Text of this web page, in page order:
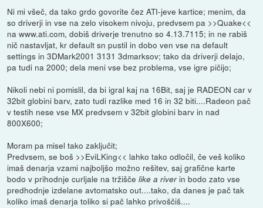
Ni mi všeč, da tako grdo govorite čez ATI-jeve kartice; menim, da
so driverji in vse na zelo visokem nivoju, predvsem pa >>Quake<<
na www.ati.com, dobiš driverje trenutno so 4.13.7115; in ne rabiš
nič nastavljat, kr default sn pustil in dobo ven vse na default
settings in 3DMark2001 3131 3dmarksov; tako da driverji delajo,
pa tudi na 2000; dela meni vse bez problema, vse igre pičijo;
Nikoli nebi ni pomislil, da bi igral kaj na 16Bit, saj je RADEON car v
32bit globini barv, zato tudi razlike med 16 in 32 biti....Radeon pač
v testih nese vse MX predvsem v 32bit globini barv in nad
800X600;
Moram pa misel tako zaključit;
Predvsem, se boš >>EviLKing<< lahko tako odločil, če veš koliko
imaš denarja vzami najboljšo možno rešitev, saj grafične karte
bodo v prihodnje curljale na tržiščelike a river in bodo zato vse
predhodnje izdelane avtomatsko out....tako, da danes je pač tak
koliko imaš denarja toliko si pač lahko privoščiš....